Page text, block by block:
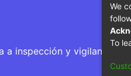
inspección y vigilancia
We
To